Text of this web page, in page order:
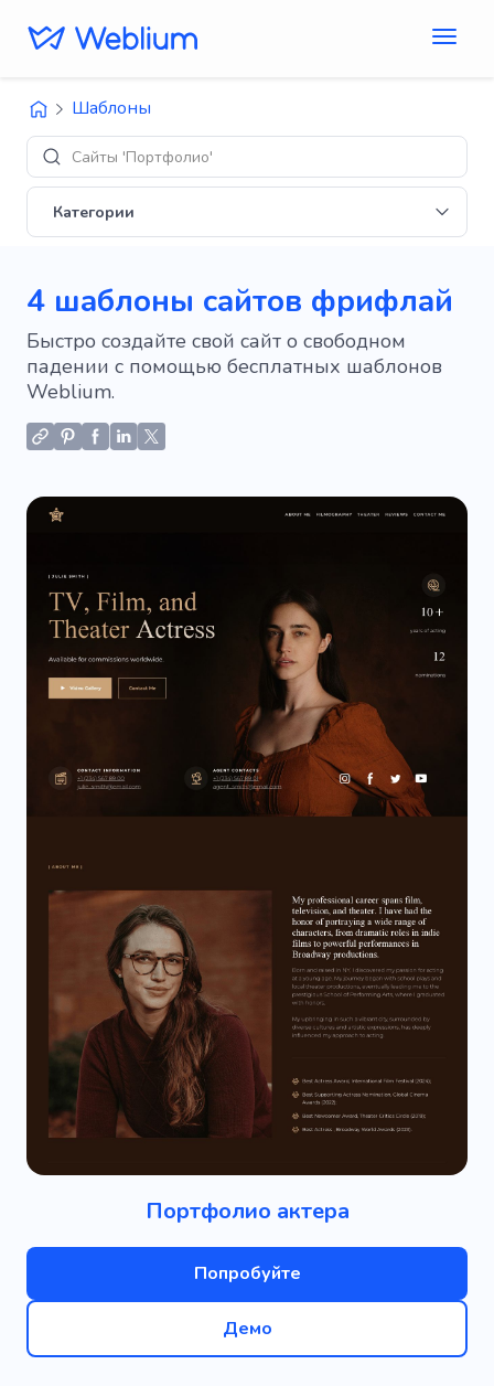
Шаблоны
Д
Категории
4 шаблоны сайтов фрифлай
Быстро создайте свой сайт о свободном
падении с помощью бесплатных шаблонов
Weblium.
Портфолио актера
Попробуйте
Демо